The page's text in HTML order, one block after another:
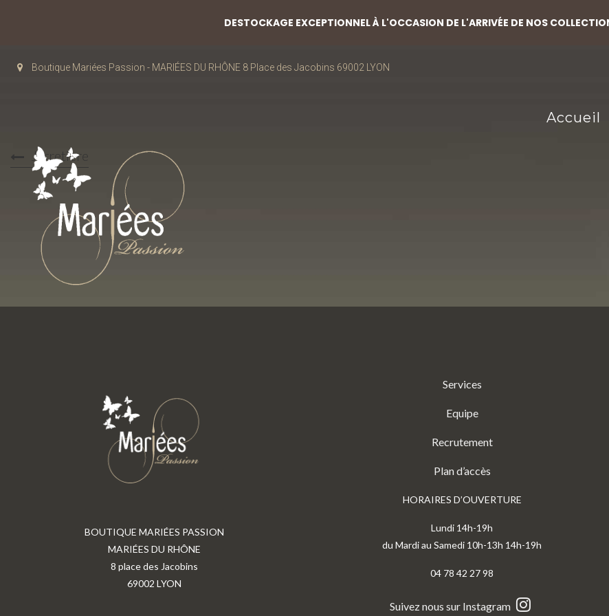
Boutique Mariées Passion - MARIÉES DU RHÔNE 8 Place des Jacobins 69002 LYON
Accueil
Jarretière
BOUTIQUE MARIÉES PASSION
MARIÉES DU RHÔNE
8 place des Jacobins
69002 LYON
Services
Equipe
Recrutement
Plan d’accès
HORAIRES D’OUVERTURE
Lundi 14h-19h
du Mardi au Samedi 10h-13h 14h-19h
04 78 42 27 98
Suivez nous sur Instagram
DESTOCKAGE EXCEPTIONNEL À L'OCCASION DE L'ARRIVÉE DE NOS